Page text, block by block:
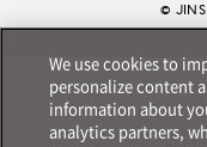
©
We use cookies to
personalize content
information about
analytics partners,